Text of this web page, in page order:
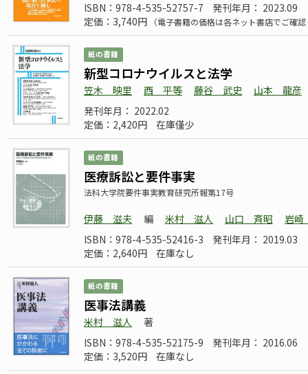
ISBN：978-4-535-52757-7
発刊年月： 2023.09
定価：3,740円
（電子書籍の価格は各ネット書店でご確
紙の書籍
新型コロナウイルスと法学
笠木 映里 西 平等 藤谷 武史
山本 龍彦
発刊年月： 2022.02
定価：2,420円
在庫僅少
紙の書籍
医療訴訟と要件事実
法科大学院要件事実教育研究所報第17号
伊藤 滋夫 編 米村 滋人 山口 斉昭
岩
ISBN：978-4-535-52416-3
発刊年月： 2019.03
定価：2,640円
在庫なし
紙の書籍
医事法講義
米村 滋人
著
ISBN：978-4-535-52175-9
発刊年月： 2016.06
定価：3,520円
在庫なし